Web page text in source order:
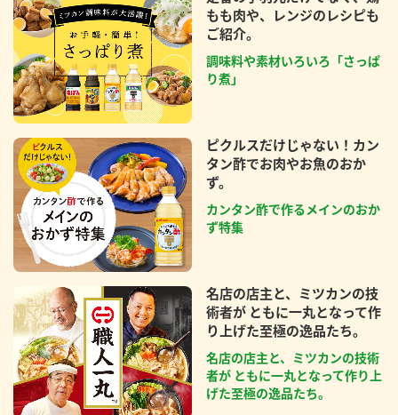
もも肉や、レンジのレシピも
ご紹介。
調味料や素材いろいろ「さっぱ
り煮」
ピクルスだけじゃない！カン
タン酢でお肉やお魚のおか
ず。
カンタン酢で作るメインのおか
ず特集
名店の店主と、ミツカンの技
術者が ともに一丸となって作
り上げた至極の逸品たち。
名店の店主と、ミツカンの技術
者が ともに一丸となって作り上
げた至極の逸品たち。